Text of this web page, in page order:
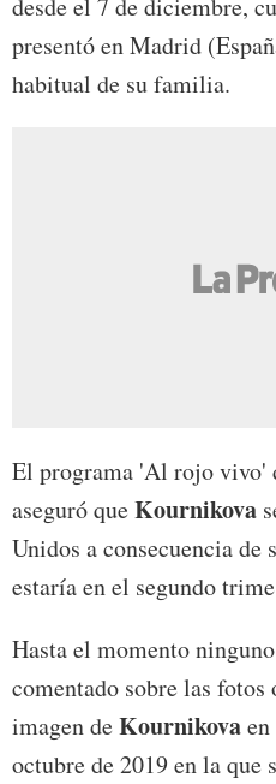
desde el 7 de diciembre,
presentó en Madrid
habitual de su familia.
El programa 'Al rojo vivo'
aseguró queKournikova
Unidos a consecuencia de
estaría en el segundo
Hasta el momento
comentado sobre las
imagen deKournikova
octubre de 2019 en la que